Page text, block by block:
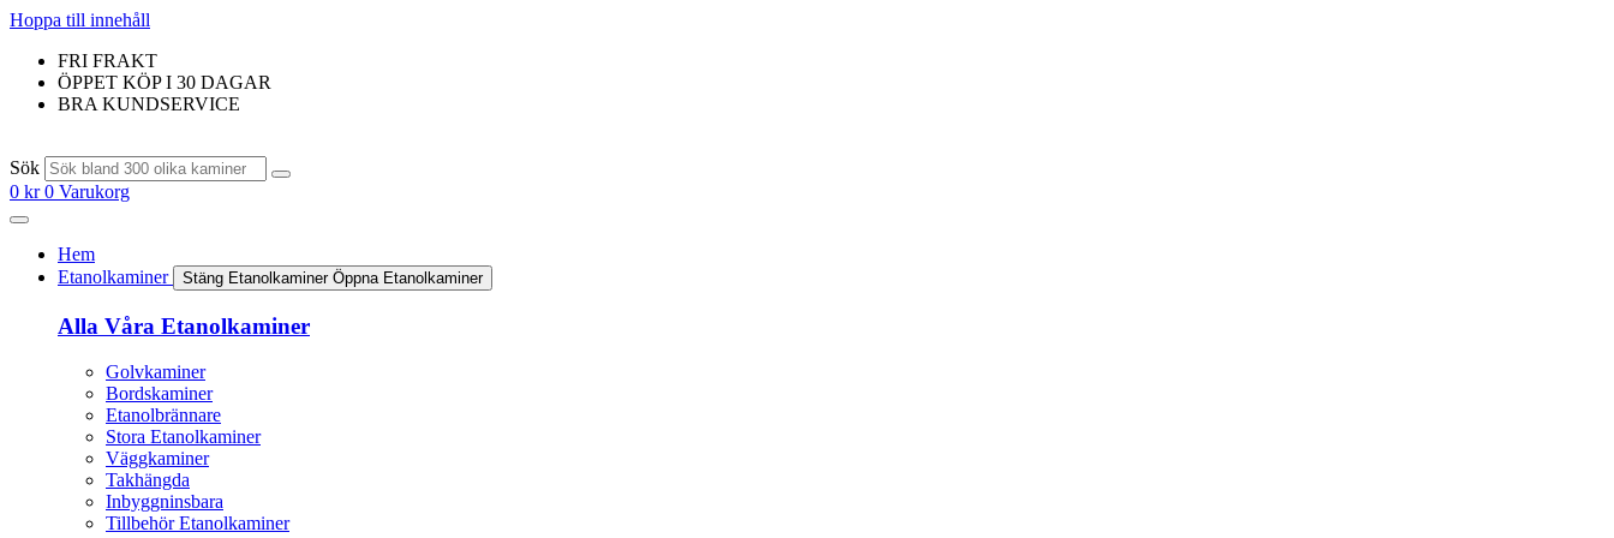
Hoppa till innehåll
FRI FRAKT
ÖPPET KÖP I 30 DAGAR
BRA KUNDSERVICE
Sök
0 kr 0 Varukorg
Hem
Etanolkaminer
Stäng Etanolkaminer Öppna Etanolkaminer
Alla Våra Etanolkaminer
Golvkaminer
Bordskaminer
Etanolbrännare
Stora Etanolkaminer
Väggkaminer
Takhängda
Inbyggninsbara
Tillbehör Etanolkaminer